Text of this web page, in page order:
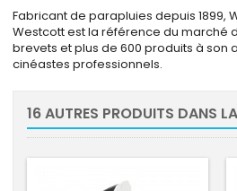
Fabricant de parapluies depuis 1899,
Westcott est la référence du marché
brevets et plus de 600 produits à
cinéastes professionnels.
16 AUTRES PRODUITS DANS